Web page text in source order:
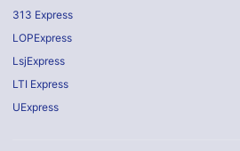
313 Express
LOPExpress
LsjExpress
LTI Express
UExpress